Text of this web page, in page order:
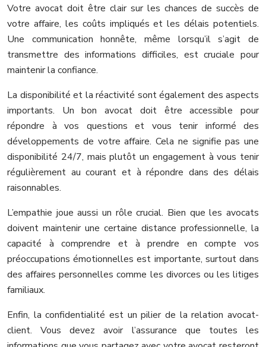
Votre avocat doit être clair sur les chances de succès de
votre affaire, les coûts impliqués et les délais potentiels.
Une communication honnête, même lorsqu’il s’agit de
transmettre des informations difficiles, est cruciale pour
maintenir la confiance.
La disponibilité et la réactivité sont également des aspects
importants. Un bon avocat doit être accessible pour
répondre à vos questions et vous tenir informé des
développements de votre affaire. Cela ne signifie pas une
disponibilité 24/7, mais plutôt un engagement à vous tenir
régulièrement au courant et à répondre dans des délais
raisonnables.
L’empathie joue aussi un rôle crucial. Bien que les avocats
doivent maintenir une certaine distance professionnelle, la
capacité à comprendre et à prendre en compte vos
préoccupations émotionnelles est importante, surtout dans
des affaires personnelles comme les divorces ou les litiges
familiaux.
Enfin, la confidentialité est un pilier de la relation avocat-
client. Vous devez avoir l’assurance que toutes les